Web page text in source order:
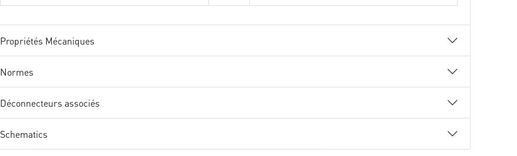
Propriétés Mécaniques
Normes
Déconnecteurs associés
Schematics